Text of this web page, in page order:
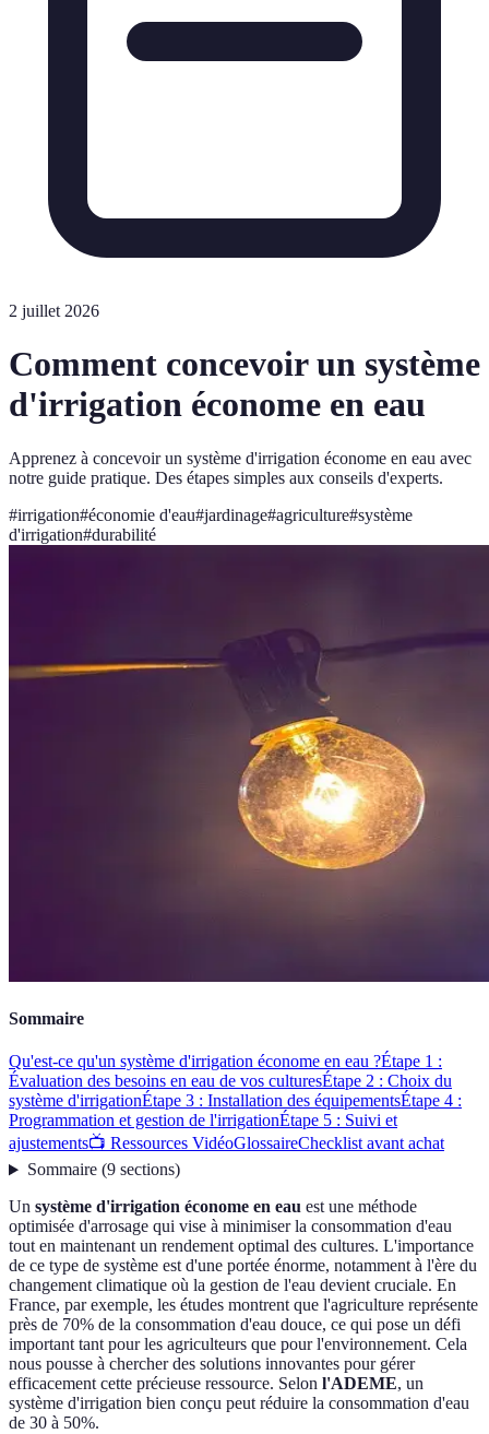
2 juillet 2026
Comment concevoir un système
d'irrigation économe en eau
Apprenez à concevoir un système d'irrigation économe en eau avec
notre guide pratique. Des étapes simples aux conseils d'experts.
#irrigation#économie d'eau#jardinage#agriculture#système
d'irrigation#durabilité
Sommaire
Qu'est-ce qu'un système d'irrigation économe en eau ?Étape 1 :
Évaluation des besoins en eau de vos culturesÉtape 2 : Choix du
système d'irrigationÉtape 3 : Installation des équipementsÉtape 4 :
Programmation et gestion de l'irrigationÉtape 5 : Suivi et
ajustements📺 Ressources VidéoGlossaireChecklist avant achat
Sommaire(9 sections)
Un système d'irrigation économe en eau est une méthode
optimisée d'arrosage qui vise à minimiser la consommation d'eau
tout en maintenant un rendement optimal des cultures. L'importance
de ce type de système est d'une portée énorme, notamment à l'ère du
changement climatique où la gestion de l'eau devient cruciale. En
France, par exemple, les études montrent que l'agriculture représente
près de 70% de la consommation d'eau douce, ce qui pose un défi
important tant pour les agriculteurs que pour l'environnement. Cela
nous pousse à chercher des solutions innovantes pour gérer
efficacement cette précieuse ressource. Selon l'ADEME, un
système d'irrigation bien conçu peut réduire la consommation d'eau
de 30 à 50%.